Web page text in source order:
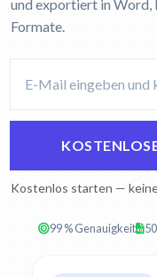
und exportiert in Word,
Formate.
Kostenlos starten —
99 % Genauigkeit